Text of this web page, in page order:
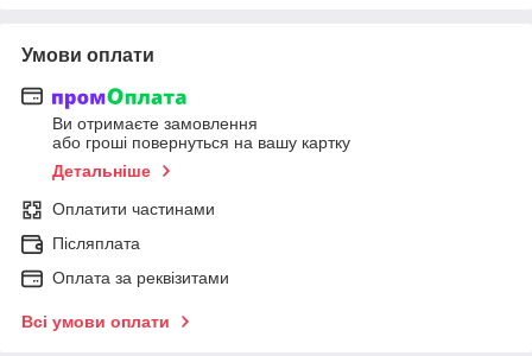
Умови оплати
Ви отримаєте замовлення
або гроші повернуться на вашу картку
Детальніше
Оплатити частинами
Післяплата
Оплата за реквізитами
Всі умови оплати